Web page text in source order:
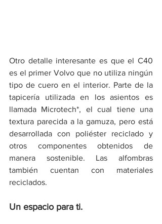
Otro detalle interesante es que el C40
es el primer Volvo que no utiliza ningún
tipo de cuero en el interior. Parte de la
tapicería utilizada en los asientos es
llamada Microtech*, el cual tiene una
textura parecida a la gamuza, pero está
desarrollada con poliéster reciclado y
otros componentes obtenidos de
manera sostenible. Las alfombras
también cuentan con materiales
reciclados.
Un espacio para ti.